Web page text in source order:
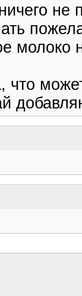
молоко
что